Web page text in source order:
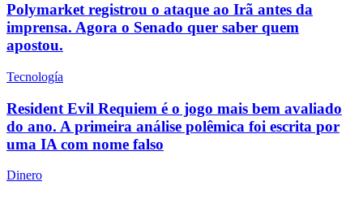
Polymarket registrou o ataque ao Irã antes da
imprensa. Agora o Senado quer saber quem
apostou.
Tecnología
Resident Evil Requiem é o jogo mais bem avaliado
do ano. A primeira análise polêmica foi escrita por
uma IA com nome falso
Dinero